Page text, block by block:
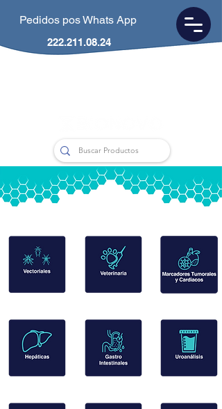
Pedidos pos Whats App
222.211.08.24